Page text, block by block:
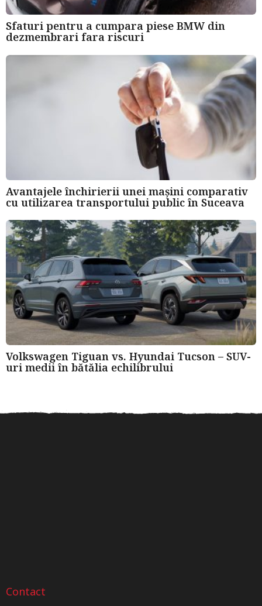
Sfaturi pentru a cumpara piese BMW din
dezmembrari fara riscuri
Avantajele închirierii unei mașini comparativ
cu utilizarea transportului public în Suceava
Volkswagen Tiguan vs. Hyundai Tucson – SUV-
uri medii în bătălia echilibrului
Contact